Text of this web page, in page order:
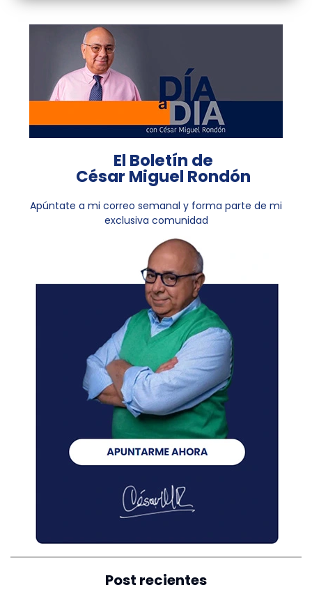
El Boletín de
César Miguel Rondón
Apúntate a mi correo semanal y forma parte de mi
exclusiva comunidad
Post recientes